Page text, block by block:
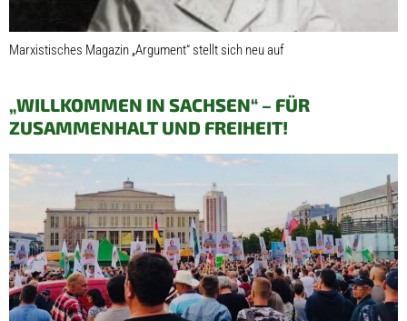
Marxistisches Magazin „Argument“ stellt sich neu auf
„WILLKOMMEN IN SACHSEN“ – FÜR
ZUSAMMENHALT UND FREIHEIT!